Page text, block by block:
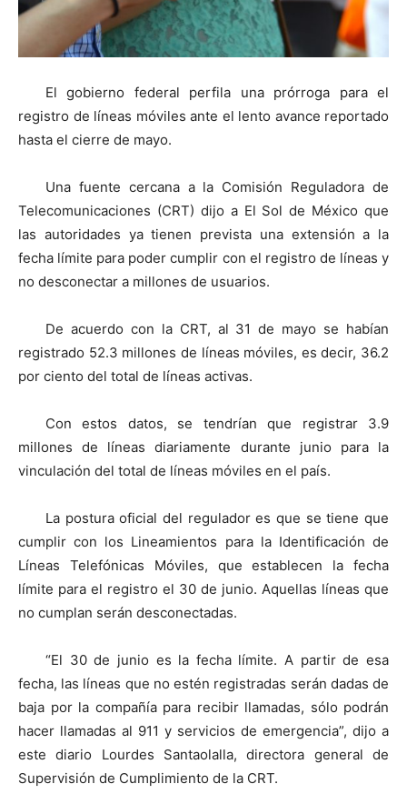
El gobierno federal perfila una prórroga para el
registro de líneas móviles ante el lento avance reportado
hasta el cierre de mayo.
Una fuente cercana a la Comisión Reguladora de
Telecomunicaciones (CRT) dijo a El Sol de México que
las autoridades ya tienen prevista una extensión a la
fecha límite para poder cumplir con el registro de líneas y
no desconectar a millones de usuarios.
De acuerdo con la CRT, al 31 de mayo se habían
registrado 52.3 millones de líneas móviles, es decir, 36.2
por ciento del total de líneas activas.
Con estos datos, se tendrían que registrar 3.9
millones de líneas diariamente durante junio para la
vinculación del total de líneas móviles en el país.
La postura oficial del regulador es que se tiene que
cumplir con los Lineamientos para la Identificación de
Líneas Telefónicas Móviles, que establecen la fecha
límite para el registro el 30 de junio. Aquellas líneas que
no cumplan serán desconectadas.
“El 30 de junio es la fecha límite. A partir de esa
fecha, las líneas que no estén registradas serán dadas de
baja por la compañía para recibir llamadas, sólo podrán
hacer llamadas al 911 y servicios de emergencia”, dijo a
este diario Lourdes Santaolalla, directora general de
Supervisión de Cumplimiento de la CRT.